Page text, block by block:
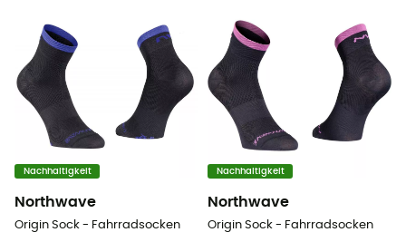
Nachhaltigkeit
Northwave
Origin Sock - Fahrradsocken
Nachhaltigkeit
Northwave
Origin Sock - Fahrradsocken